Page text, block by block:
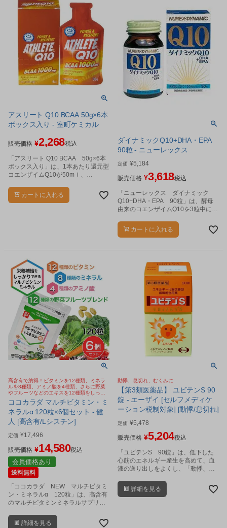
アスリート Q10 BCAA 50g×6本
ボックス入り - 室町ケミカル
販売価格 ¥2,268税込
「アスリート Q10 BCAA 50g×6本
ボックス入り」は、1本あたり還元型
コエンザイムQ10が50mｌ、
を配合したジェルです。
カートに入れる
ダイナミックQ10+DHA・EPA
90粒 - ニューレックス
定価 ¥5,184
販売価格 ¥3,618税込
「ニューレックス ダイナミック
Q10+DHA・EPA 90粒」は、酵母
由来のコエンザイムQ10を3粒中に
カートに入れる
高含有で納得！ビタミンを12種類、ミネラ
ルを8種類、アミノ酸を4種類、さらに野菜
やフルーツなどのエキスを12種類をしっか
り配合
ココカラダ マルチビタミン・ミ
ネラルα 120粒×6個セット - 健
人 [高含有/Lシスチン]
定価 ¥17,496
販売価格 ¥14,580税込
会員価格あり
送料無料
「ココカラダ NEW マルチビタミ
ン・ミネラルα 120粒」は、高含有
のマルチビタミンミネラルサプリメ
詳細を見る
動悸、息切れ、むくみに
【第3類医薬品】 ユビテンS 90
錠 - エーザイ [セルフメディケ
ーション税制対象] [動悸/息切れ]
定価 ¥5,478
販売価格 ¥5,204税込
「ユビテンS 90錠」は、低下した
心筋のエネルギー産生を高めて、血
液の送り出しをよくし、「動悸、息
詳細を見る